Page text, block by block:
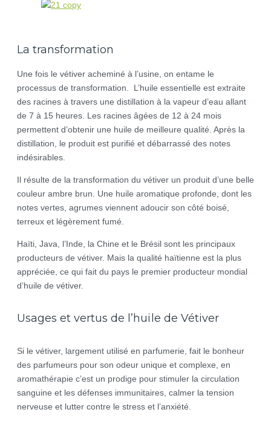
La transformation
Une fois le vétiver acheminé à l’usine, on entame le
processus de transformation. L’huile essentielle est extraite
des racines à travers une distillation à la vapeur d’eau allant
de 7 à 15 heures. Les racines âgées de 12 à 24 mois
permettent d’obtenir une huile de meilleure qualité. Après la
distillation, le produit est purifié et débarrassé des notes
indésirables.
Il résulte de la transformation du vétiver un produit d’une belle
couleur ambre brun. Une huile aromatique profonde, dont les
notes vertes, agrumes viennent adoucir son côté boisé,
terreux et légèrement fumé.
Haïti, Java, l’Inde, la Chine et le Brésil sont les principaux
producteurs de vétiver. Mais la qualité haïtienne est la plus
appréciée, ce qui fait du pays le premier producteur mondial
d’huile de vétiver.
Usages et vertus de l’huile de Vétiver
Si le vétiver, largement utilisé en parfumerie, fait le bonheur
des parfumeurs pour son odeur unique et complexe, en
aromathérapie c’est un prodige pour stimuler la circulation
sanguine et les défenses immunitaires, calmer la tension
nerveuse et lutter contre le stress et l’anxiété.